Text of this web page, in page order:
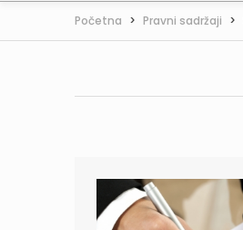
Početna > Pravni sadržaji >